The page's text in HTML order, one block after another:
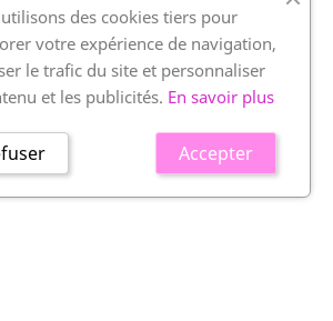
des cookies tiers pour
votre expérience de navigation,
le trafic du site et personnaliser
et les publicités. En savoir plus
Accepter